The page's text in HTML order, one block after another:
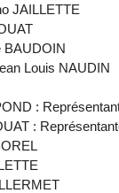
JAILLETTE
BAUDOIN
Louis NAUDIN
:
: